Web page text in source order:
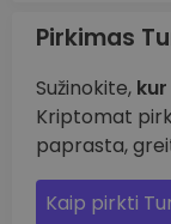
Pirkimas
Sužinokite,
Kriptomat
paprasta,
Kaip pirkti